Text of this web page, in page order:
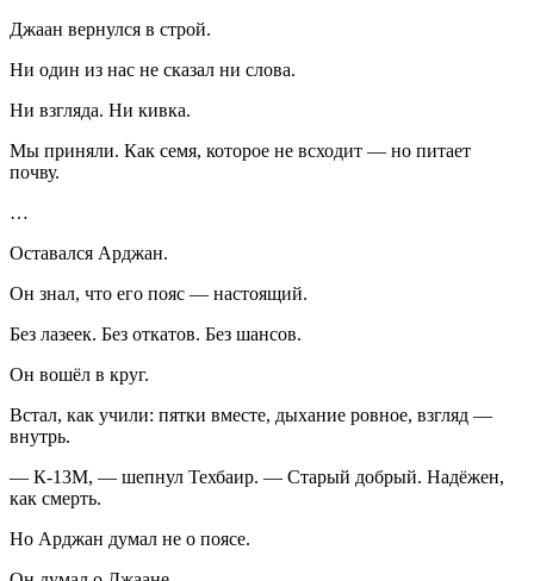
Джаан вернулся в строй.
Ни один из нас не сказал ни слова.
Ни взгляда. Ни кивка.
Мы приняли. Как семя, которое не всходит — но питает
почву.
…
Оставался Арджан.
Он знал, что его пояс — настоящий.
Без лазеек. Без откатов. Без шансов.
Он вошёл в круг.
Встал, как учили: пятки вместе, дыхание ровное, взгляд —
внутрь.
— К-13М, — шепнул Техбаир. — Старый добрый. Надёжен,
как смерть.
Но Арджан думал не о поясе.